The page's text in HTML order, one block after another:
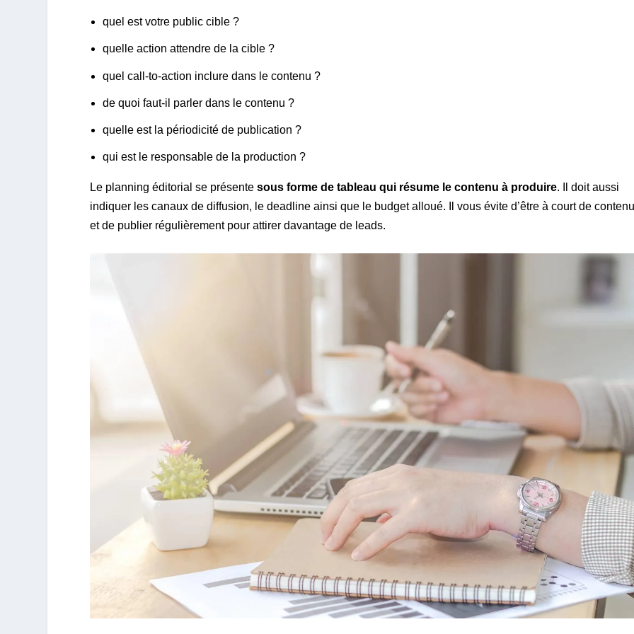
quel est votre public cible ?
quelle action attendre de la cible ?
quel call-to-action inclure dans le contenu ?
de quoi faut-il parler dans le contenu ?
quelle est la périodicité de publication ?
qui est le responsable de la production ?
Le planning éditorial se présentesous forme de tableau qui résume le contenu à produire. Il doit aussi
indiquer les canaux de diffusion, le deadline ainsi que le budget alloué. Il vous évite d’être à court de
et de publier régulièrement pour attirer davantage de leads.